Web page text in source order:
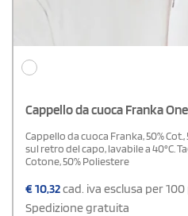
Cappello da cuoca Franka
Cappello da cuoca Franka, 50% Cot.,
sul retro del capo, lavabile a 40°C.
Cotone, 50% Poliestere
€10,32cad. iva esclusa per 100
Spedizione gratuita